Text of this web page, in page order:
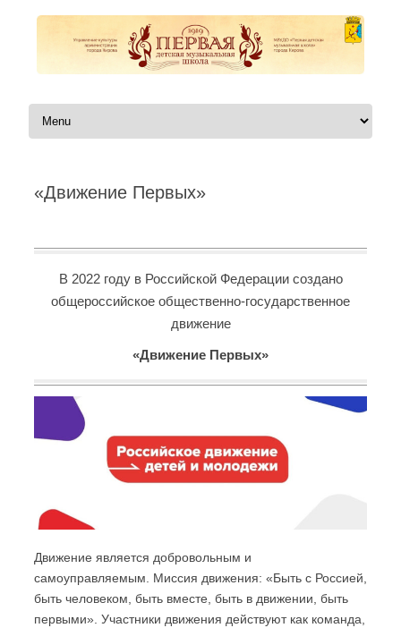
Перейти к содержимому
«Движение Первых»
В 2022 году в Российской Федерации создано
общероссийское общественно-государственное
движение
«Движение Первых»
Движение является добровольным и
самоуправляемым. Миссия движения: «Быть с Россией,
быть человеком, быть вместе, быть в движении, быть
первыми». Участники движения действуют как команда,